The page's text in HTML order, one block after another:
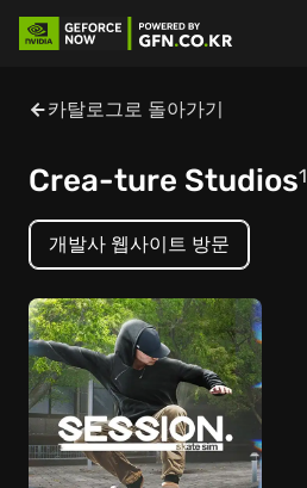
카탈로그로 돌아가기
Crea-ture Studios1
개발사 웹사이트 방문